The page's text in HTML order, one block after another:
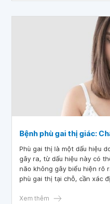
Bệnh phù gai thị giác:
Phù gai thị là một dấu hiệu
gây ra, từ dấu hiệu này có
não không gây biểu hiện rõ
phù gai thị tại chỗ, cần xác
hợp.
Xem thêm